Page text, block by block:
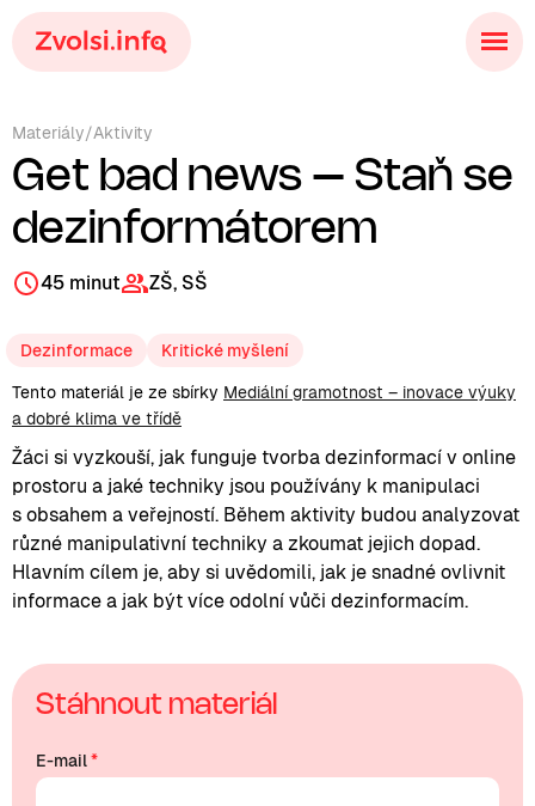
Materiály/Aktivity
Get bad news – Staň se
dezinformátorem
45 minut ZŠ, SŠ
Dezinformace Kritické myšlení
Tento materiál je ze sbírky Mediální gramotnost – inovace výuky
a dobré klima ve třídě
Žáci si vyzkouší, jak funguje tvorba dezinformací v online
prostoru a jaké techniky jsou používány k manipulaci
s obsahem a veřejností. Během aktivity budou analyzovat
různé manipulativní techniky a zkoumat jejich dopad.
Hlavním cílem je, aby si uvědomili, jak je snadné ovlivnit
informace a jak být více odolní vůči dezinformacím.
Stáhnout materiál
E-mail*